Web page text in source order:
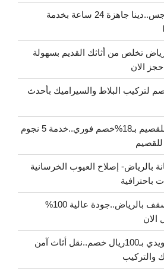
دينا نقل عفش حي النرجس..دينا جاهزة 24 ساعة بخدمة
تخلص من أثاثك القديم بسهولة
بـ34% خصم لتركيب البلاط والسيراميك بأحدث
نقل عفش من الرياض للقصيم بـ18%خصم فوري..خدمة 5 نجوم
بالرياض- إصلاح العيوب الخرسانية
باحترافية
مقاول صب خرسانة السقف بالرياض..جودة عالية 100%
الان
دينا نقل عفش حي السويدي بـ100ريال خصم..نقل أثاث آمن
والتركيب